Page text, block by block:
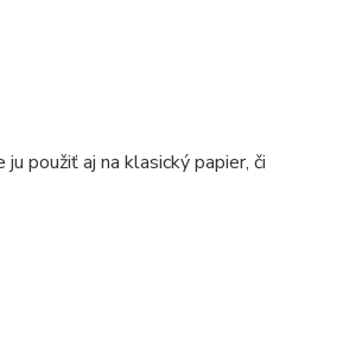
použiť aj na klasický papier, či